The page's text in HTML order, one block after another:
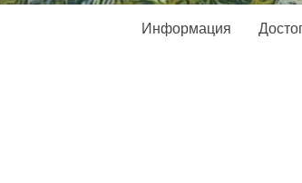
Информация